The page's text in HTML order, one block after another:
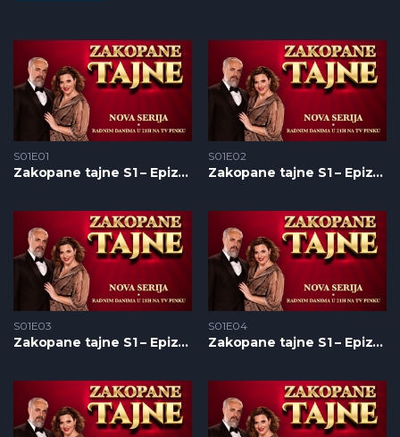
S01E01
Zakopane tajne S1 – Epizoda 01
S01E02
Zakopane tajne S1 – Epizoda 02
S01E03
Zakopane tajne S1 – Epizoda 03
S01E04
Zakopane tajne S1 – Epizoda 04